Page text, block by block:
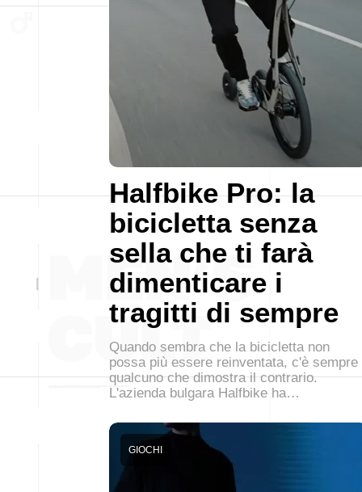
Halfbike Pro: la
bicicletta senza
sella che ti farà
dimenticare i
tragitti di sempre
Quando sembra che la bicicletta non
possa più essere reinventata, c'è sempre
qualcuno che dimostra il contrario.
L'azienda bulgara Halfbike ha…
GIOCHI